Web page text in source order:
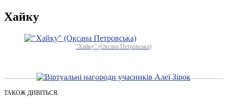
Хайку
“Хайку” (Оксана Петровська)
ТАКОЖ ДИВІТЬСЯ: